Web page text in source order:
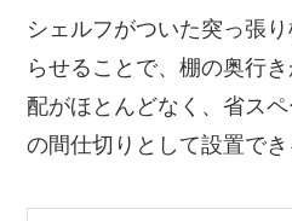
シェルフがついた突っ張
らせることで、棚の奥行
配がほとんどなく、省ス
の間仕切りとして設置でき